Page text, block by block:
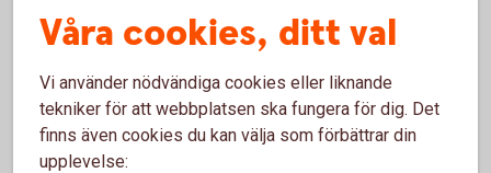
När du får rådgivning om hur du ska spara kan du
vara säker på att vi bara väljer fonder som följer FN:s
principer för ansvarsfulla investeringar. De ska
också ha antagit en klimatpolicy och välja bort
investeringar i bolag som bryter mot internationella
normer och konventioner. Som bank kan vi också
Våra cookies, ditt val
Vi använder nödvändiga cookies eller liknande
tekniker för att webbplatsen ska fungera för dig. Det
finns även cookies du kan välja som förbättrar din
upplevelse: